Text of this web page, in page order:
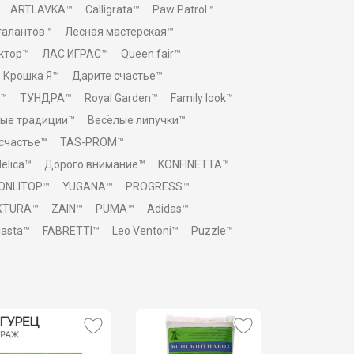
ARTLAVKA™ Calligrata™
Paw Patrol™
Лесная мастерская™
ЛАС ИГРАС™
Queen fair™
Крошка Я™
Дарите счастье™
ТУНДРА™ Royal Garden™
Family look™
традиции™
Весёлые липучки™
TAS-PROM™
Дорого внимание™
KONFINETTA™
YUGANA™
PROGRESS™
ZAIN™ PUMA™
Adidas™
FABRETTI™ Leo Ventoni™ Puzzle™